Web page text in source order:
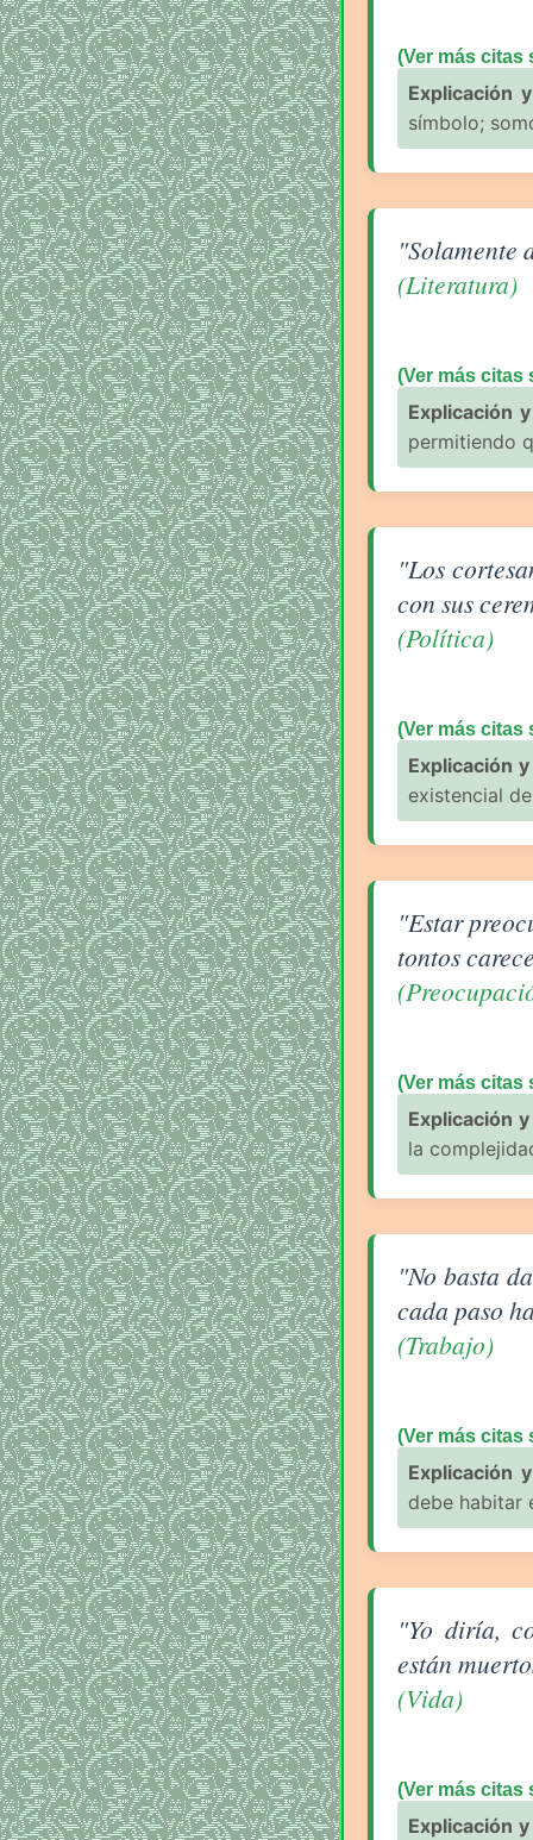
(Ver más citas
Explicación
símbolo;
Aforismo sobre
"Solamente
(Literatura)
(Ver más citas
Explicación
permitiendo
Aforismo sobre
"Los
con sus
(Política)
(Ver más citas
Explicación
existencial
Aforismo sobre
"Estar
tontos
(Ver más citas
Explicación
la
Aforismo sobre
"No basta
cada paso
(Trabajo)
(Ver más citas
Explicación
debe habitar
Aforismo sobre
"Yo diría,
están
(Vida)
(Ver más citas
Explicación